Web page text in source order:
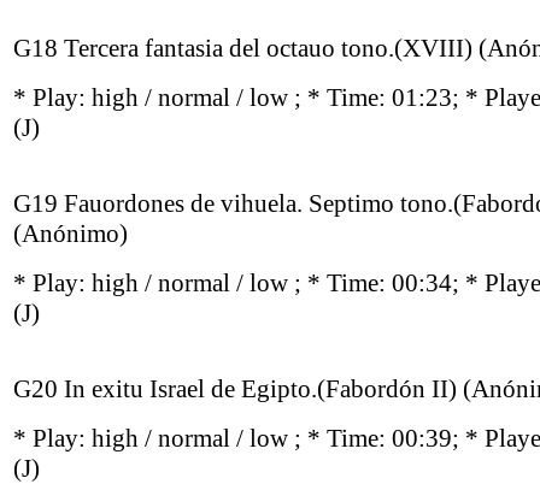
G18 Tercera fantasia del octauo tono.(XVIII)
* Play: high / normal / low ; * Time: 01:23; *
(J)
G19 Fauordones de vihuela. Septimo
(Anónimo)
* Play: high / normal / low ; * Time: 00:34; *
(J)
G20 In exitu Israel de Egipto.(Fabordón II)
* Play: high / normal / low ; * Time: 00:39; *
(J)